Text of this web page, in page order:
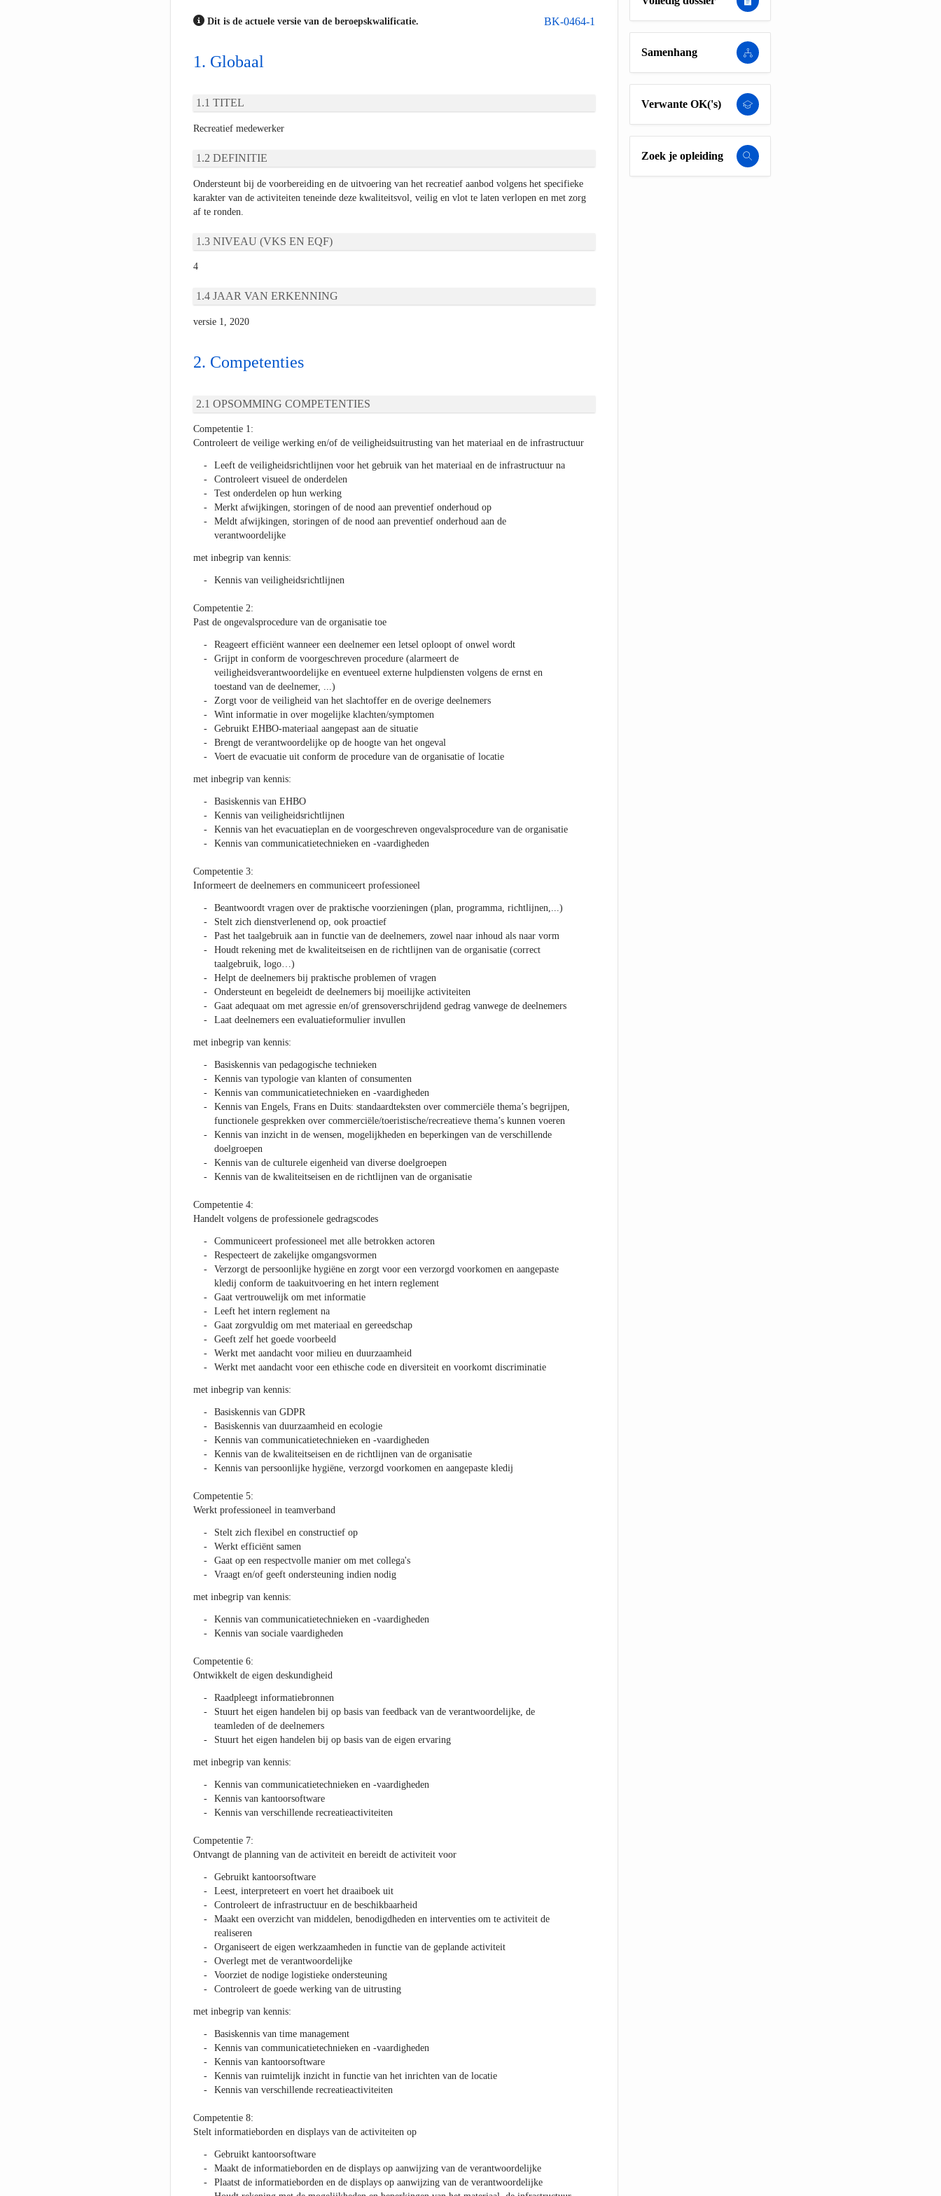
BK-0464-1
Dit is de actuele versie van de beroepskwalificatie.
Globaal
TITEL
Recreatief medewerker
DEFINITIE
Ondersteunt bij de voorbereiding en de uitvoering van het recreatief aanbod volgens het specifieke
karakter van de activiteiten teneinde deze kwaliteitsvol, veilig en vlot te laten verlopen en met zorg
af te ronden.
NIVEAU (VKS EN EQF)
4
JAAR VAN ERKENNING
versie 1, 2020
Competenties
OPSOMMING COMPETENTIES
Competentie 1:
Controleert de veilige werking en/of de veiligheidsuitrusting van het materiaal en de infrastructuur
Leeft de veiligheidsrichtlijnen voor het gebruik van het materiaal en de infrastructuur na
Controleert visueel de onderdelen
Test onderdelen op hun werking
Merkt afwijkingen, storingen of de nood aan preventief onderhoud op
Meldt afwijkingen, storingen of de nood aan preventief onderhoud aan de
verantwoordelijke
met inbegrip van kennis:
Kennis van veiligheidsrichtlijnen
Competentie 2:
Past de ongevalsprocedure van de organisatie toe
Reageert efficiënt wanneer een deelnemer een letsel oploopt of onwel wordt
Grijpt in conform de voorgeschreven procedure (alarmeert de
veiligheidsverantwoordelijke en eventueel externe hulpdiensten volgens de ernst en
toestand van de deelnemer, ...)
Zorgt voor de veiligheid van het slachtoffer en de overige deelnemers
Wint informatie in over mogelijke klachten/symptomen
Gebruikt EHBO-materiaal aangepast aan de situatie
Brengt de verantwoordelijke op de hoogte van het ongeval
Voert de evacuatie uit conform de procedure van de organisatie of locatie
met inbegrip van kennis:
Basiskennis van EHBO
Kennis van veiligheidsrichtlijnen
Kennis van het evacuatieplan en de voorgeschreven ongevalsprocedure van de organisatie
Kennis van communicatietechnieken en -vaardigheden
Competentie 3:
Informeert de deelnemers en communiceert professioneel
Beantwoordt vragen over de praktische voorzieningen (plan, programma, richtlijnen,...)
Stelt zich dienstverlenend op, ook proactief
Past het taalgebruik aan in functie van de deelnemers, zowel naar inhoud als naar vorm
Houdt rekening met de kwaliteitseisen en de richtlijnen van de organisatie (correct
taalgebruik, logo…)
Helpt de deelnemers bij praktische problemen of vragen
Ondersteunt en begeleidt de deelnemers bij moeilijke activiteiten
Gaat adequaat om met agressie en/of grensoverschrijdend gedrag vanwege de deelnemers
Laat deelnemers een evaluatieformulier invullen
met inbegrip van kennis:
Basiskennis van pedagogische technieken
Kennis van typologie van klanten of consumenten
Kennis van communicatietechnieken en -vaardigheden
Kennis van Engels, Frans en Duits: standaardteksten over commerciële thema’s begrijpen,
functionele gesprekken over commerciële/toeristische/recreatieve thema’s kunnen voeren
Kennis van inzicht in de wensen, mogelijkheden en beperkingen van de verschillende
doelgroepen
Kennis van de culturele eigenheid van diverse doelgroepen
Kennis van de kwaliteitseisen en de richtlijnen van de organisatie
Competentie 4:
Handelt volgens de professionele gedragscodes
Communiceert professioneel met alle betrokken actoren
Respecteert de zakelijke omgangsvormen
Verzorgt de persoonlijke hygiëne en zorgt voor een verzorgd voorkomen en aangepaste
kledij conform de taakuitvoering en het intern reglement
Gaat vertrouwelijk om met informatie
Leeft het intern reglement na
Gaat zorgvuldig om met materiaal en gereedschap
Geeft zelf het goede voorbeeld
Werkt met aandacht voor milieu en duurzaamheid
Werkt met aandacht voor een ethische code en diversiteit en voorkomt discriminatie
met inbegrip van kennis:
Basiskennis van GDPR
Basiskennis van duurzaamheid en ecologie
Kennis van communicatietechnieken en -vaardigheden
Kennis van de kwaliteitseisen en de richtlijnen van de organisatie
Kennis van persoonlijke hygiëne, verzorgd voorkomen en aangepaste kledij
Competentie 5:
Werkt professioneel in teamverband
Stelt zich flexibel en constructief op
Werkt efficiënt samen
Gaat op een respectvolle manier om met collega's
Vraagt en/of geeft ondersteuning indien nodig
met inbegrip van kennis:
Kennis van communicatietechnieken en -vaardigheden
Kennis van sociale vaardigheden
Competentie 6:
Ontwikkelt de eigen deskundigheid
Raadpleegt informatiebronnen
Stuurt het eigen handelen bij op basis van feedback van de verantwoordelijke, de
teamleden of de deelnemers
Stuurt het eigen handelen bij op basis van de eigen ervaring
met inbegrip van kennis:
Kennis van communicatietechnieken en -vaardigheden
Kennis van kantoorsoftware
Kennis van verschillende recreatieactiviteiten
Competentie 7:
Ontvangt de planning van de activiteit en bereidt de activiteit voor
Gebruikt kantoorsoftware
Leest, interpreteert en voert het draaiboek uit
Controleert de infrastructuur en de beschikbaarheid
Maakt een overzicht van middelen, benodigdheden en interventies om te activiteit de
realiseren
Organiseert de eigen werkzaamheden in functie van de geplande activiteit
Overlegt met de verantwoordelijke
Voorziet de nodige logistieke ondersteuning
Controleert de goede werking van de uitrusting
met inbegrip van kennis:
Basiskennis van time management
Kennis van communicatietechnieken en -vaardigheden
Kennis van kantoorsoftware
Kennis van ruimtelijk inzicht in functie van het inrichten van de locatie
Kennis van verschillende recreatieactiviteiten
Competentie 8:
Stelt informatieborden en displays van de activiteiten op
Gebruikt kantoorsoftware
Maakt de informatieborden en de displays op aanwijzing van de verantwoordelijke
Plaatst de informatieborden en de displays op aanwijzing van de verantwoordelijke
Samenhang
Verwante OK('s)
Zoek je opleiding